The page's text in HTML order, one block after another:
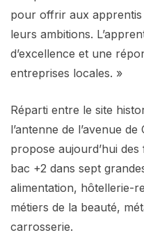
pour offrir aux
leurs ambitions.
d’excellence et une
entreprises locales. »
Réparti entre le site
l’antenne de l’avenue
propose aujourd’hui
bac +2 dans sept
alimentation, hôtellerie-
métiers de la beauté,
carrosserie.